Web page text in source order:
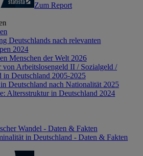
Zum Report
Deutschlands nach relevanten
2024
Menschen der Welt 2026
von Arbeitslosengeld II / Sozialgeld /
in Deutschland 2005-2025
Deutschland nach Nationalität 2025
Altersstruktur in Deutschland 2024
Wandel - Daten & Fakten
in Deutschland - Daten & Fakten